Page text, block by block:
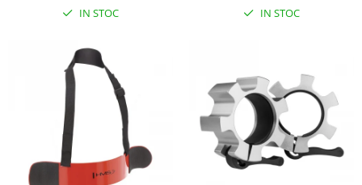
Lampi de veghe
Saltele de infasat
IN STOC IN STOC